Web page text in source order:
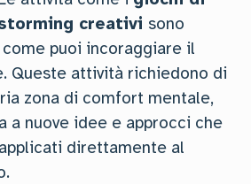
creativi sono
puoi incoraggiare il
Queste attività richiedono di
zona di comfort mentale,
a nuove idee e approcci che
direttamente al